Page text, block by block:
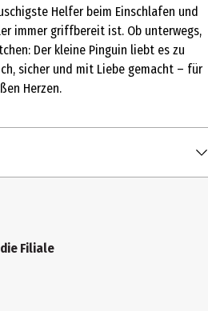
Helfer beim Einschlafen und
immer griffbereit ist. Ob unterwegs,
Der kleine Pinguin liebt es zu
sicher und mit Liebe gemacht – für
Herzen.
Filiale